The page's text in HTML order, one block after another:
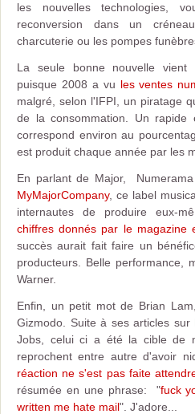
les nouvelles technologies,
reconversion dans un
charcuterie ou les pompes
La seule bonne nouvelle
puisque 2008 a vu les ventes
malgré, selon l'IFPI, un piratage
de la consommation. Un
correspond environ au
est produit chaque année par les
En parlant de Major,
MyMajorCompany, ce label
internautes de produire eux-
chiffres donnés par le magazine
succès aurait fait faire un
producteurs. Belle performance,
Warner.
Enfin, un petit mot de Brian
Gizmodo. Suite à ses articles
Jobs, celui ci a été la cible de
reprochent entre autre d'avoir
réaction ne s'est pas faite
résumée en une phrase: "fuck
written me hate mail". J'adore...